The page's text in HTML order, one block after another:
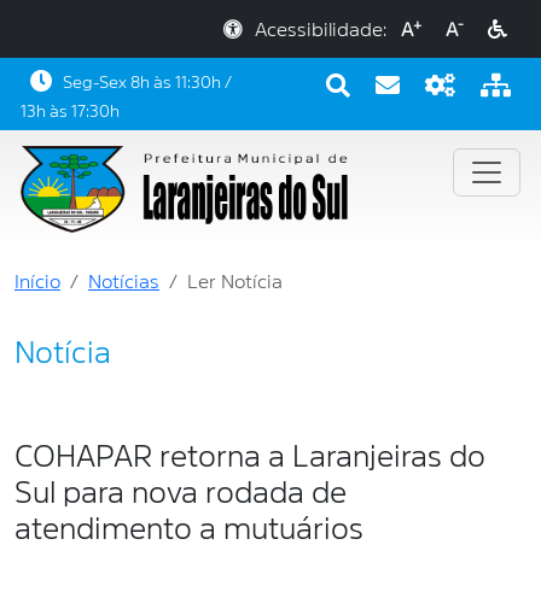
Acessibilidade: A+ A-
Seg-Sex 8h às 11:30h /
13h às 17:30h
Início Notícias Ler Notícia
Notícia
COHAPAR retorna a Laranjeiras do
Sul para nova rodada de
atendimento a mutuários